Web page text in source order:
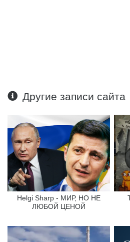
Другие записи сайта
Helgi Sharp - МИР, НО НЕ
ЛЮБОЙ ЦЕНОЙ